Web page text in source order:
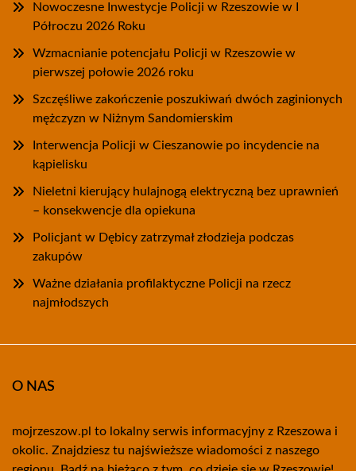
Nowoczesne Inwestycje Policji w Rzeszowie w I
Półroczu 2026 Roku
Wzmacnianie potencjału Policji w Rzeszowie w
pierwszej połowie 2026 roku
Szczęśliwe zakończenie poszukiwań dwóch zaginionych
mężczyzn w Niżnym Sandomierskim
Interwencja Policji w Cieszanowie po incydencie na
kąpielisku
Nieletni kierujący hulajnogą elektryczną bez uprawnień
– konsekwencje dla opiekuna
Policjant w Dębicy zatrzymał złodzieja podczas
zakupów
Ważne działania profilaktyczne Policji na rzecz
najmłodszych
O NAS
mojrzeszow.pl to lokalny serwis informacyjny z Rzeszowa i
okolic. Znajdziesz tu najświeższe wiadomości z naszego